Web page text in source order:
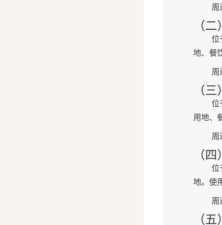
周
（
位
地、餐
周
（
位
用地、
周
（
位
地。使
周
（